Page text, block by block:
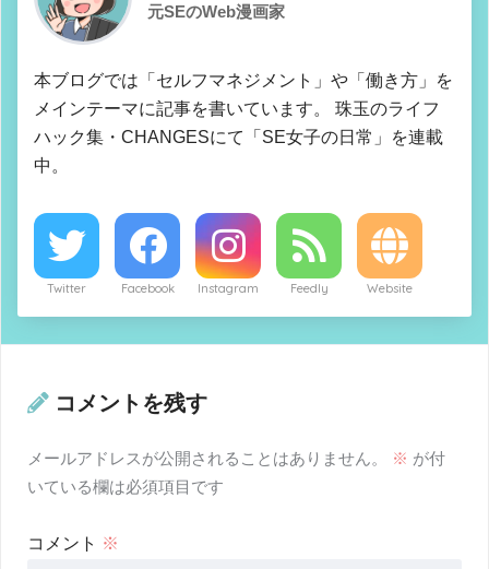
元SEのWeb漫画家
本ブログでは「セルフマネジメント」や「働き方」を
メインテーマに記事を書いています。 珠玉のライフ
ハック集・CHANGESにて「SE女子の日常」を連載
中。
Twitter Facebook Instagram Feedly Website
コメントを残す
メールアドレスが公開されることはありません。 ※ が付
いている欄は必須項目です
コメント ※